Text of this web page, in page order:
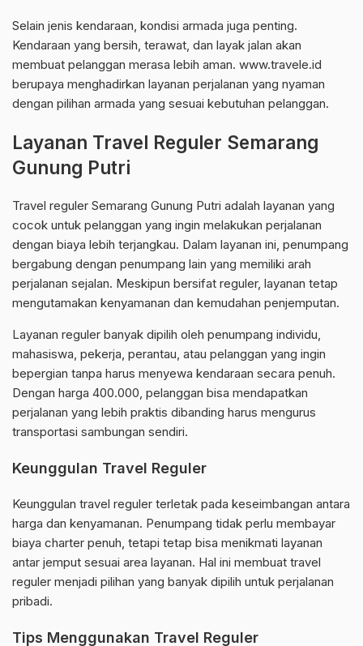
Selain jenis kendaraan, kondisi armada juga penting.
Kendaraan yang bersih, terawat, dan layak jalan akan
membuat pelanggan merasa lebih aman. www.travele.id
berupaya menghadirkan layanan perjalanan yang nyaman
dengan pilihan armada yang sesuai kebutuhan pelanggan.
Layanan Travel Reguler Semarang
Gunung Putri
Travel reguler Semarang Gunung Putri adalah layanan yang
cocok untuk pelanggan yang ingin melakukan perjalanan
dengan biaya lebih terjangkau. Dalam layanan ini, penumpang
bergabung dengan penumpang lain yang memiliki arah
perjalanan sejalan. Meskipun bersifat reguler, layanan tetap
mengutamakan kenyamanan dan kemudahan penjemputan.
Layanan reguler banyak dipilih oleh penumpang individu,
mahasiswa, pekerja, perantau, atau pelanggan yang ingin
bepergian tanpa harus menyewa kendaraan secara penuh.
Dengan harga 400.000, pelanggan bisa mendapatkan
perjalanan yang lebih praktis dibanding harus mengurus
transportasi sambungan sendiri.
Keunggulan Travel Reguler
Keunggulan travel reguler terletak pada keseimbangan antara
harga dan kenyamanan. Penumpang tidak perlu membayar
biaya charter penuh, tetapi tetap bisa menikmati layanan
antar jemput sesuai area layanan. Hal ini membuat travel
reguler menjadi pilihan yang banyak dipilih untuk perjalanan
pribadi.
Tips Menggunakan Travel Reguler